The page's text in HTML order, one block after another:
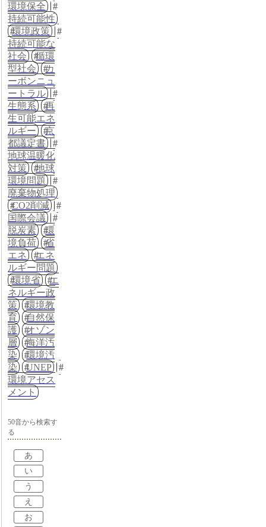
環境保全
持続可能性
環境政策
持続可能な
社会
循環
型社会
カ
ーボンニュ
ートラル
生態系
再
生可能エネ
ルギー
京
都議定書
地球温暖化
対策
地球
環境問題
廃棄物処理
CO2削減
国際会議
脱炭素
環
境負荷
省
エネ
エネ
ルギー問題
環境省
エ
ネルギー政
策
環境教
育
自然保
護
オゾン
層
海洋汚
染
環境汚
染
UNEP
環境アセス
メント
50音から検索す
る
あ
い
う
え
お